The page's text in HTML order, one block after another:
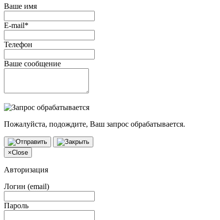
Ваше имя
E-mail*
Телефон
Ваше сообщение
Пожалуйста, подождите, Ваш запрос обрабатывается.
×Close
Авторизация
Логин (email)
Пароль